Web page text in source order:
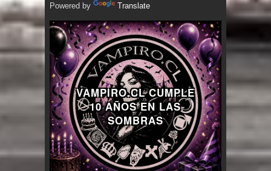
Powered by Translate
VAMPIRO.CL CUMPLE
10 AÑOS EN LAS
SOMBRAS